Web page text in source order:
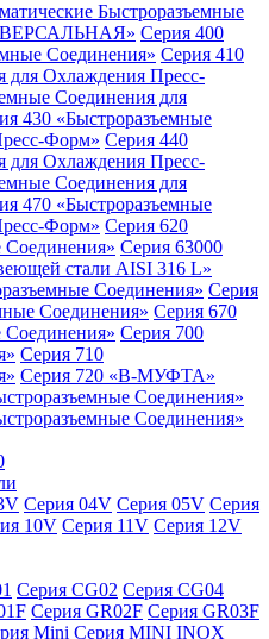
Быстроразъемные
Серия 400
Соединения» Серия 410
для Охлаждения Пресс-
Соединения для
430 «Быстроразъемные
Форм» Серия 440
для Охлаждения Пресс-
Соединения для
470 «Быстроразъемные
Форм» Серия 620
Соединения» Серия 63000
стали AISI 316 L»
Соединения» Серия
Соединения» Серия 670
Соединения» Серия 700
Серия 710
Серия 720 «B-МУФТА»
Соединения»
Соединения»
Серия 04V Серия 05V Серия
10V Серия 11V Серия 12V
Серия CG02 Серия CG04
Серия GR02F Серия GR03F
Mini Серия MINI INOX